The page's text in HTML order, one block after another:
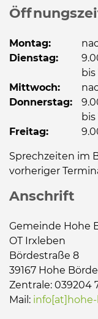
Montag:
Dienstag:
bis
Mittwoch:
Donnerstag:
bis
Freitag:
Sprechzeiten im
vorheriger
Anschrift
Gemeinde Hohe
OT Irxleben
Bördestraße 8
39167 Hohe Börde
Zentrale: 039204
Mail: